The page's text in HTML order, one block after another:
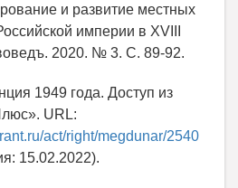
и развитие местных
империи в XVIII
2020. № 3. С. 89-92.
1949 года. Доступ из
URL:
act/right/megdunar/2540
15.02.2022).